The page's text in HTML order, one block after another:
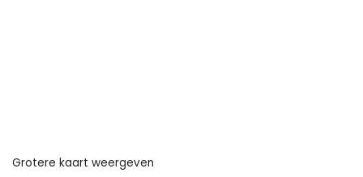
Grotere kaart weergeven